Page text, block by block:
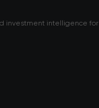
investment intelligence for